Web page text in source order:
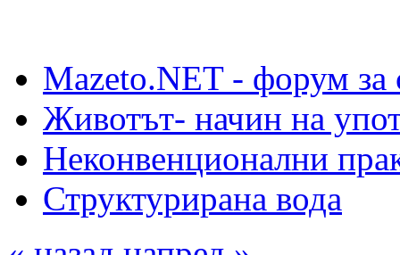
Mazeto.NET - форум за
Животът- начин на
Неконвенционални
Структурирана вода